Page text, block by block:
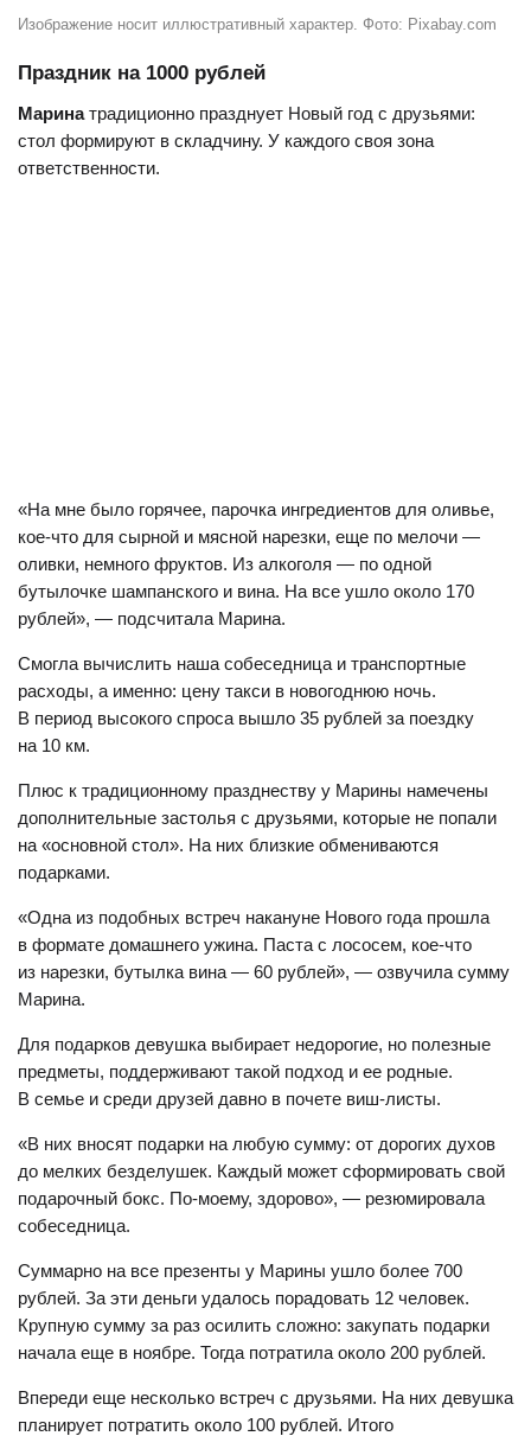
Изображение носит иллюстративный характер. Фото: Pixabay.com
Праздник на 1000 рублей
Маринатрадиционно празднует Новый год с друзьями:
стол формируют в складчину. У каждого своя зона
ответственности.
«На мне было горячее, парочка ингредиентов для оливье,
кое-что для сырной и мясной нарезки, еще по мелочи —
оливки, немного фруктов. Из алкоголя — по одной
бутылочке шампанского и вина. На все ушло около 170
рублей», — подсчитала Марина.
Смогла вычислить наша собеседница и транспортные
расходы, а именно: цену такси в новогоднюю ночь.
В период высокого спроса вышло 35 рублей за поездку
на 10 км.
Плюс к традиционному празднеству у Марины намечены
дополнительные застолья с друзьями, которые не попали
на «основной стол». На них близкие обмениваются
подарками.
«Одна из подобных встреч накануне Нового года прошла
в формате домашнего ужина. Паста с лососем, кое-что
из нарезки, бутылка вина — 60 рублей», — озвучила сумму
Марина.
Для подарков девушка выбирает недорогие, но полезные
предметы, поддерживают такой подход и ее родные.
В семье и среди друзей давно в почете виш-листы.
«В них вносят подарки на любую сумму: от дорогих духов
до мелких безделушек. Каждый может сформировать свой
подарочный бокс. По-моему, здорово», — резюмировала
собеседница.
Суммарно на все презенты у Марины ушло более 700
рублей. За эти деньги удалось порадовать 12 человек.
Крупную сумму за раз осилить сложно: закупать подарки
начала еще в ноябре. Тогда потратила около 200 рублей.
Впереди еще несколько встреч с друзьями. На них девушка
планирует потратить около 100 рублей. Итого